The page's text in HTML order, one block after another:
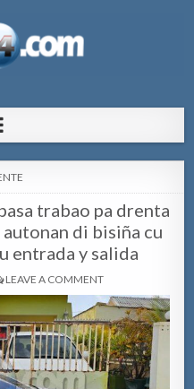
trabao pa drenta
di bisiña cu
entrada y salida
LEAVE A COMMENT